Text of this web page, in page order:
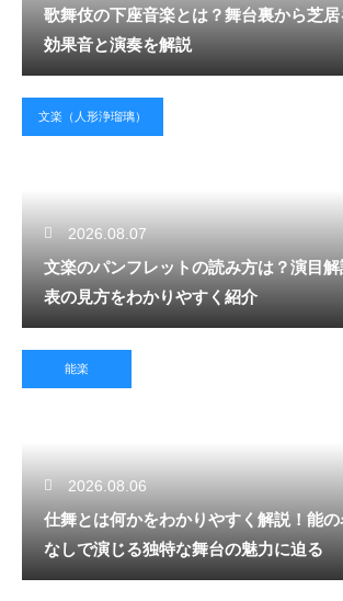
歌舞伎の下座音楽とは？舞台裏から芝
効果音と演奏を解説
文楽（人形浄瑠璃）
2026.08.07
文楽のパンフレットの読み方は？演目
表の見方をわかりやすく紹介
能楽
2026.08.06
仕舞とは何かをわかりやすく解説！能
なしで演じる独特な舞台の魅力に迫る